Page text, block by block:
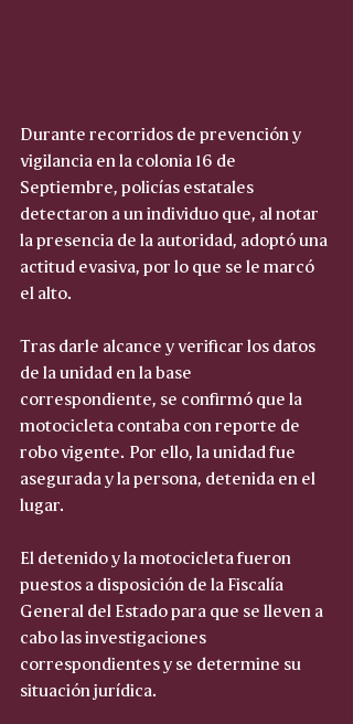
Durante recorridos de prevención y
vigilancia en la colonia 16 de
Septiembre, policías estatales
detectaron a un individuo que, al notar
la presencia de la autoridad, adoptó una
actitud evasiva, por lo que se le marcó
el alto.
Tras darle alcance y verificar los datos
de la unidad en la base
correspondiente, se confirmó que la
motocicleta contaba con reporte de
robo vigente. Por ello, la unidad fue
asegurada y la persona, detenida en el
lugar.
El detenido y la motocicleta fueron
puestos a disposición de la Fiscalía
General del Estado para que se lleven a
cabo las investigaciones
correspondientes y se determine su
situación jurídica.